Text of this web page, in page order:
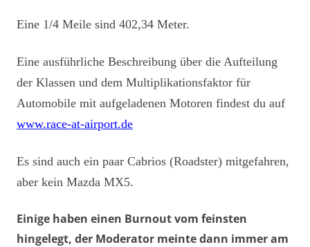
Eine 1/4 Meile sind 402,34 Meter.
Eine ausführliche Beschreibung über die Aufteilung
der Klassen und dem Multiplikationsfaktor für
Automobile mit aufgeladenen Motoren findest du auf
www.race-at-airport.de
Es sind auch ein paar Cabrios (Roadster) mitgefahren,
aber kein Mazda MX5.
Einige haben einen Burnout vom feinsten
hingelegt, der Moderator meinte dann immer am